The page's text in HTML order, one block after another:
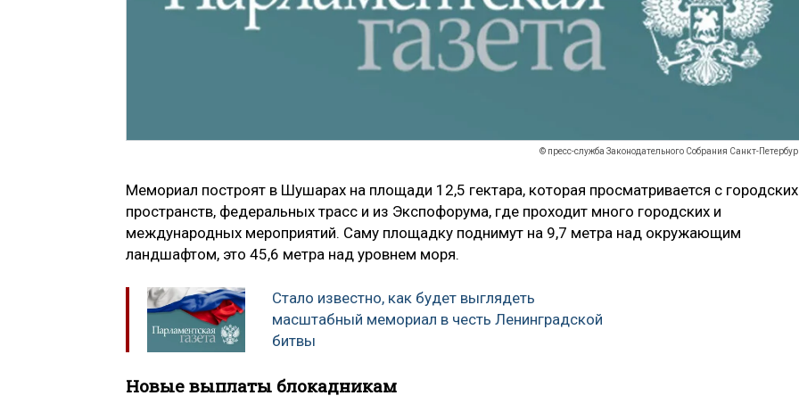
© пресс-служба Законодательного Собрания Санкт-
Мемориал построят в Шушарах на площади 12,5 гектара, которая просматривается с городских
пространств, федеральных трасс и из Экспофорума, где проходит много городских и
международных мероприятий. Саму площадку поднимут на 9,7 метра над окружающим
ландшафтом, это 45,6 метра над уровнем моря.
Стало известно, как будет выглядеть
масштабный мемориал в честь Ленинградской
битвы
Новые выплаты блокадникам